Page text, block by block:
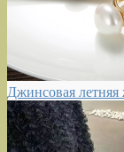
Джинсовая летняя